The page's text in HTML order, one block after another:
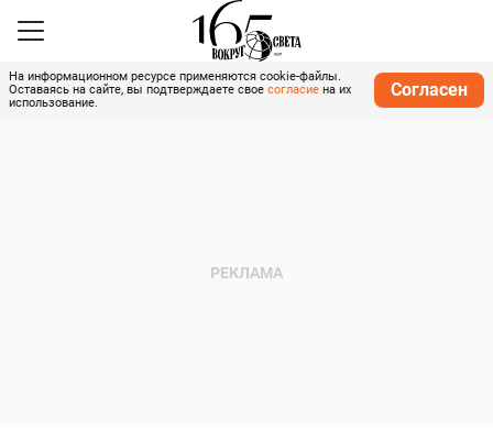
На информационном ресурсе применяются cookie-файлы.
Оставаясь на сайте, вы подтверждаете свое согласие на их
использование.
Согласен